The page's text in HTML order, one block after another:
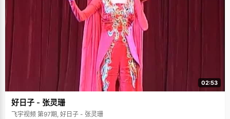
02:53
好日子 - 张灵珊
飞宇视频 第97期, 好日子 - 张灵珊